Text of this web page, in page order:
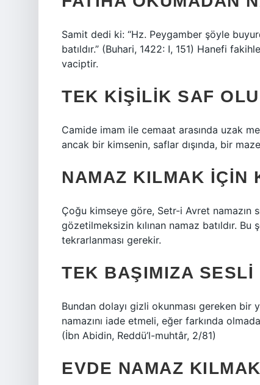
Samit dedi ki: “Hz. Peygamber şöyle
batıldır.” (Buhari, 1422: I, 151) Hanefi
vaciptir.
TEK KIŞILIK SAF
Camide imam ile cemaat arasında uzak
ancak bir kimsenin, saflar dışında, bir
NAMAZ KILMAK IÇIN
Çoğu kimseye göre, Setr-i Avret namazın
gözetilmeksizin kılınan namaz batıldır. Bu
tekrarlanması gerekir.
TEK BAŞIMIZA
Bundan dolayı gizli okunması gereken bir
namazını iade etmeli, eğer farkında
(İbn Abidin, Reddü’l-muhtâr, 2/81)
EVDE NAMAZ